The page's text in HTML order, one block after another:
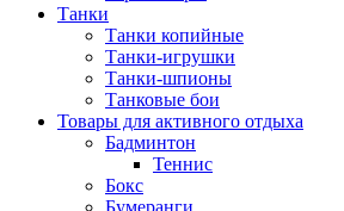
Танки
Танки копийные
Танки-игрушки
Танки-шпионы
Танковые бои
Товары для активного отдыха
Бадминтон
Теннис
Бокс
Бумеранги